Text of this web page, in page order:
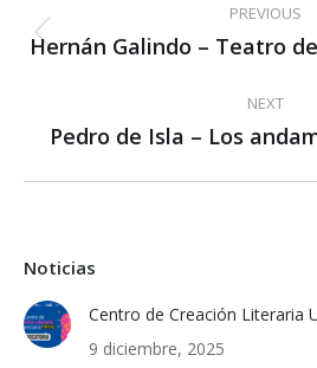
navigation
PREVIOUS
Hernán Galindo – Teatro
NEXT
Next
Pedro de Isla – Los
Noticias
Centro de Creación Literaria
9 diciembre, 2025